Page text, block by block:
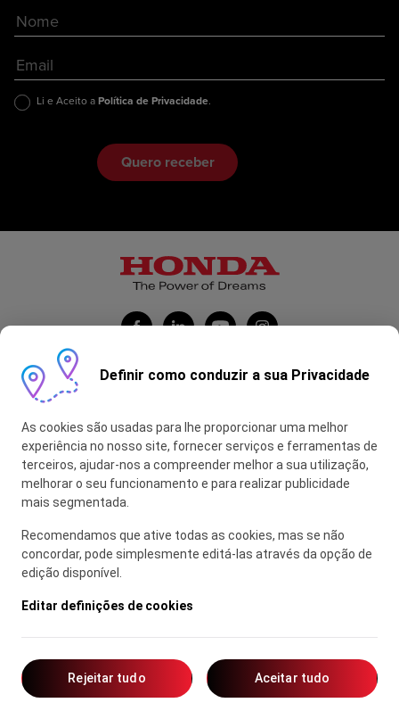
Li e Aceito a Política de Privacidade.
Honda Portugal Automóveis
Contas Feitas
myHONDA
© Honda Automóveis Portugal 2026, Direitos reservados
Made by
vitamina.
Glossário
Política de Utilização de Cookies
Definir como conduzir a sua Privacidade
As cookies são usadas para lhe proporcionar uma melhor
experiência no nosso site, fornecer serviços e ferramentas de
terceiros, ajudar-nos a compreender melhor a sua utilização,
melhorar o seu funcionamento e para realizar publicidade
mais segmentada.
Recomendamos que ative todas as cookies, mas se não
concordar, pode simplesmente editá-las através da opção de
edição disponível.
Editar definições de cookies
Rejeitar tudo Aceitar tudo